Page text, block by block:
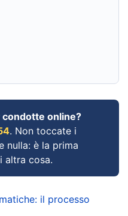
condotte online?
. Non toccate i
nulla: è la prima
altra cosa.
il processo